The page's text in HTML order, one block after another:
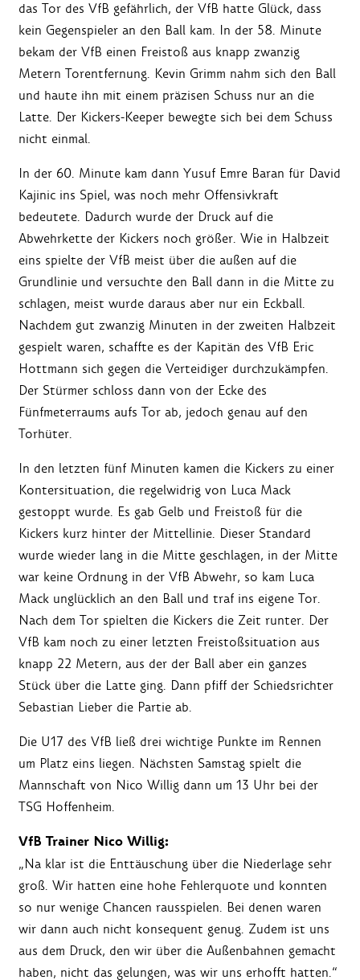
das Tor des VfB gefährlich, der VfB hatte Glück, dass
kein Gegenspieler an den Ball kam. In der 58. Minute
bekam der VfB einen Freistoß aus knapp zwanzig
Metern Torentfernung. Kevin Grimm nahm sich den Ball
und haute ihn mit einem präzisen Schuss nur an die
Latte. Der Kickers-Keeper bewegte sich bei dem Schuss
nicht einmal.
In der 60. Minute kam dann Yusuf Emre Baran für David
Kajinic ins Spiel, was noch mehr Offensivkraft
bedeutete. Dadurch wurde der Druck auf die
Abwehrkette der Kickers noch größer. Wie in Halbzeit
eins spielte der VfB meist über die außen auf die
Grundlinie und versuchte den Ball dann in die Mitte zu
schlagen, meist wurde daraus aber nur ein Eckball.
Nachdem gut zwanzig Minuten in der zweiten Halbzeit
gespielt waren, schaffte es der Kapitän des VfB Eric
Hottmann sich gegen die Verteidiger durchzukämpfen.
Der Stürmer schloss dann von der Ecke des
Fünfmeterraums aufs Tor ab, jedoch genau auf den
Torhüter.
In den letzten fünf Minuten kamen die Kickers zu einer
Kontersituation, die regelwidrig von Luca Mack
gestoppt wurde. Es gab Gelb und Freistoß für die
Kickers kurz hinter der Mittellinie. Dieser Standard
wurde wieder lang in die Mitte geschlagen, in der Mitte
war keine Ordnung in der VfB Abwehr, so kam Luca
Mack unglücklich an den Ball und traf ins eigene Tor.
Nach dem Tor spielten die Kickers die Zeit runter. Der
VfB kam noch zu einer letzten Freistoßsituation aus
knapp 22 Metern, aus der der Ball aber ein ganzes
Stück über die Latte ging. Dann pfiff der Schiedsrichter
Sebastian Lieber die Partie ab.
Die U17 des VfB ließ drei wichtige Punkte im Rennen
um Platz eins liegen. Nächsten Samstag spielt die
Mannschaft von Nico Willig dann um 13 Uhr bei der
TSG Hoffenheim.
VfB Trainer Nico Willig:
„Na klar ist die Enttäuschung über die Niederlage sehr
groß. Wir hatten eine hohe Fehlerquote und konnten
so nur wenige Chancen rausspielen. Bei denen waren
wir dann auch nicht konsequent genug. Zudem ist uns
aus dem Druck, den wir über die Außenbahnen gemacht
haben, nicht das gelungen, was wir uns erhofft hatten.“